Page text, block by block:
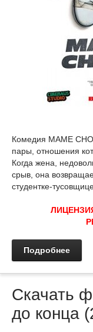
Комедия МАМЕ
пары, отношения
Когда жена,
срыв, она
студентке-
ЛИЦЕНЗИЯ
Подробнее
Скачать
до конца